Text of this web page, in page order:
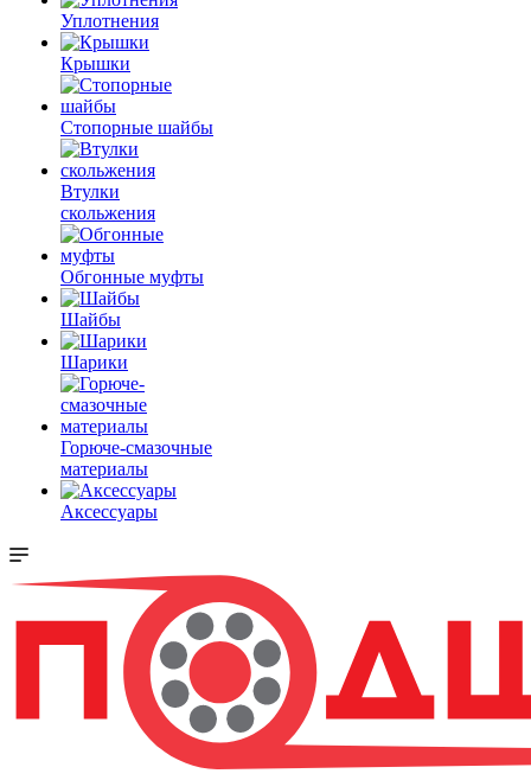
Уплотнения
Крышки
Стопорные шайбы
Втулки
скольжения
Обгонные муфты
Шайбы
Шарики
Горюче-смазочные
материалы
Аксессуары